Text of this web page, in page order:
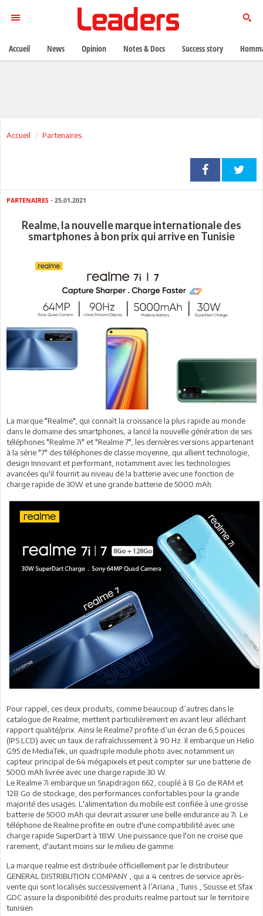
Accueil Partenaires
PARTENAIRES - 25.01.2021
Realme, la nouvelle marque internationale des
smartphones à bon prix qui arrive en Tunisie
La marque "Realme", qui connaît la croissance la plus rapide au monde
dans le domaine des smartphones, a lancé la nouvelle génération de ses
téléphones "Realme 7i" et "Realme 7", les dernières versions appartenant
à la série "7" des téléphones de classe moyenne, qui allient technologie,
design Innovant et performant, notamment avec les technologies
avancées qu'il fournit au niveau de la batterie avec une fonction de
charge rapide de 30W et une grande batterie de 5000 mAh.
Pour rappel, ces deux produits, comme beaucoup d’autres dans le
catalogue de Realme, mettent particulièrement en avant leur alléchant
rapport qualité/prix. Ainsi le Realme7 profite d’un écran de 6,5 pouces
(IPS LCD) avec un taux de rafraîchissement à 90 Hz. Il embarque un Helio
G95 de MediaTek, un quadruple module photo avec notamment un
capteur principal de 64 mégapixels et peut compter sur une batterie de
5000 mAh livrée avec une charge rapide 30 W.
Le Realme 7i embarque un Snapdragon 662, couplé à 8 Go de RAM et
128 Go de stockage, des performances confortables pour la grande
majorité des usages. L'alimentation du mobile est confiée à une grosse
batterie de 5000 mAh qui devrait assurer une belle endurance au 7i. Le
téléphone de Realme profite en outre d'une compatibilité avec une
charge rapide SuperDart à 18W. Une puissance que l'on ne croise que
rarement, d'autant moins sur le milieu de gamme.
La marque realme est distribuée officiellement par le distributeur
GENERAL DISTRIBUTION COMPANY , qui a 4 centres de service après-
vente qui sont localisés successivement à l’Ariana , Tunis , Sousse et Sfax .
GDC assure la disponibilité des produits realme partout sur le territoire
tunisien
Accueil News Opinion Notes & Docs Success story